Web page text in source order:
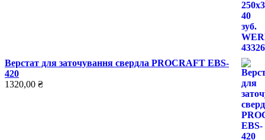
Верстат для заточування свердла PROCRAFT ЕВS-
420
1320,00 ₴